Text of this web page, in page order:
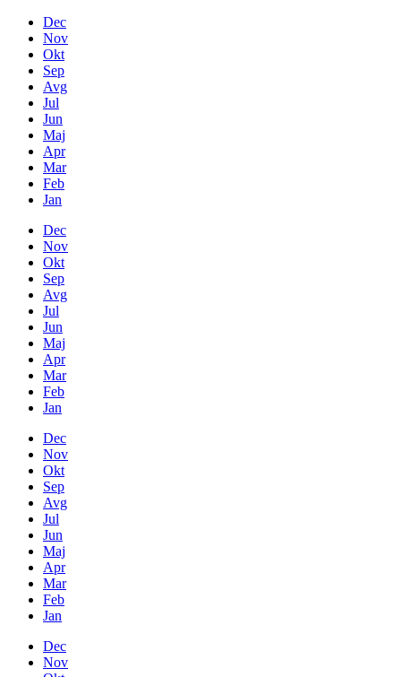
Dec
Nov
Okt
Sep
Avg
Jul
Jun
Maj
Apr
Mar
Feb
Jan
Dec
Nov
Okt
Sep
Avg
Jul
Jun
Maj
Apr
Mar
Feb
Jan
Dec
Nov
Okt
Sep
Avg
Jul
Jun
Maj
Apr
Mar
Feb
Jan
Dec
Nov